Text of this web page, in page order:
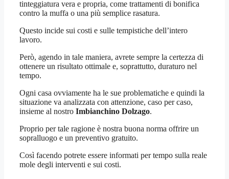
tinteggiatura vera e propria, come trattamenti di bonifica
contro la muffa o una più semplice rasatura.
Questo incide sui costi e sulle tempistiche dell’intero
lavoro.
Però, agendo in tale maniera, avrete sempre la certezza di
ottenere un risultato ottimale e, soprattutto, duraturo nel
tempo.
Ogni casa ovviamente ha le sue problematiche e quindi la
situazione va analizzata con attenzione, caso per caso,
insieme al nostro Imbianchino Dolzago.
Proprio per tale ragione è nostra buona norma offrire un
sopralluogo e un preventivo gratuito.
Così facendo potrete essere informati per tempo sulla reale
mole degli interventi e sui costi.